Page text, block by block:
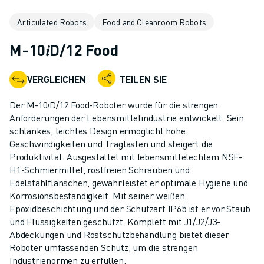
ROBOTERPALETTE
ROBOTER-ZUBEHÖR
ROBOTER-SOFTWARE
SIMULATIONSSOFTWARE
ROBOTIK-PRODUKTE FÜR DEN BILDUNGSBEREICH
ROBOTER-AUTOMATISIERUNG
KOMPAKTE CNC-BEARBEITUNGSZENTREN
ROBODRILL-FILTER
ROBODRILL KOMPAKTE CNC-BEARBEITUNGSZENTREN
ROBODRILL HARDWARE
ROBODRILL SOFTWARE
ROBODRILL VORBEUGENDE WARTUNG
ROBODRILL NACHHALTIGKEIT
ROBODRILL ROBOTER-PAKET
ROBODRILL BILDUNGSPAKET
Articulated Robots Food and Cleanroom Robots
M-10𝑖D/12 Food
VERGLEICHEN TEILEN SIE
Der M-10𝑖D/12 Food-Roboter wurde für die strengen
Anforderungen der Lebensmittelindustrie entwickelt. Sein
schlankes, leichtes Design ermöglicht hohe
Geschwindigkeiten und Traglasten und steigert die
Produktivität. Ausgestattet mit lebensmittelechtem NSF-
H1-Schmiermittel, rostfreien Schrauben und
Edelstahlflanschen, gewährleistet er optimale Hygiene und
Korrosionsbeständigkeit. Mit seiner weißen
Epoxidbeschichtung und der Schutzart IP65 ist er vor Staub
und Flüssigkeiten geschützt. Komplett mit J1/J2/J3-
Abdeckungen und Rostschutzbehandlung bietet dieser
Roboter umfassenden Schutz, um die strengen
Industrienormen zu erfüllen.